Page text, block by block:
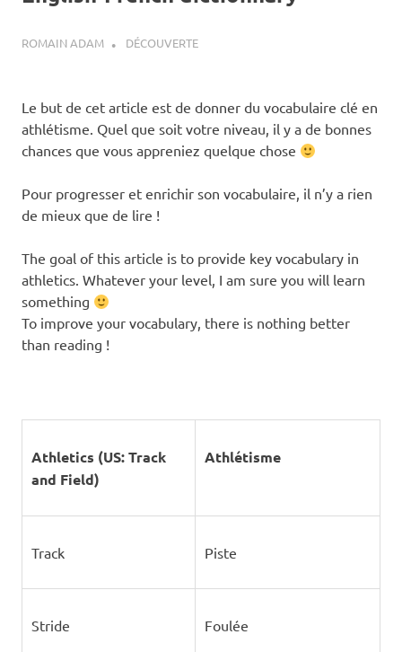
1 FÉVRIER 2012
ROMAIN ADAM DÉCOUVERTE
Le but de cet article est de donner du vocabulaire clé en
athlétisme. Quel que soit votre niveau, il y a de bonnes
chances que vous appreniez quelque chose
Pour progresser et enrichir son vocabulaire, il n’y a rien
de mieux que de lire !
The goal of this article is to provide key vocabulary in
athletics. Whatever your level, I am sure you will learn
something
To improve your vocabulary, there is nothing better
than reading !
Athletics (US: Track
and Field)
Athlétisme
Track Piste
Stride Foulée